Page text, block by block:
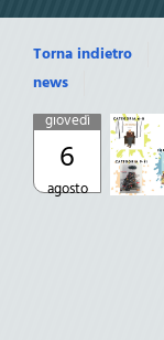
Torna indietro
news
giovedì
6
agosto